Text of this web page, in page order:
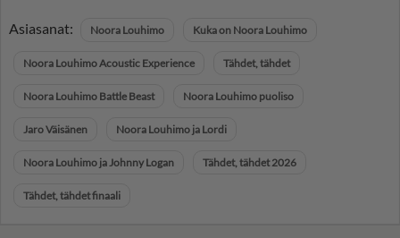
Asiasanat: Noora Louhimo Kuka on Noora Louhimo
Noora Louhimo Acoustic Experience Tähdet, tähdet
Noora Louhimo Battle Beast Noora Louhimo puoliso
Jaro Väisänen Noora Louhimo ja Lordi
Noora Louhimo ja Johnny Logan Tähdet, tähdet 2026
Tähdet, tähdet finaali